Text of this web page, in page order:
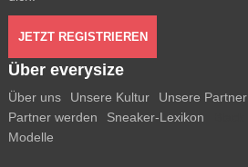
JETZT REGISTRIEREN
Über everysize
Über uns Unsere Kultur Unsere Partner
Partner werden
Sneaker-Lexikon
Modelle